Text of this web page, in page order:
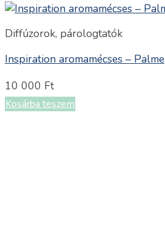
Diffúzorok, párologtatók
Inspiration aromamécses – Palme
10 000 Ft
Kosárba teszem